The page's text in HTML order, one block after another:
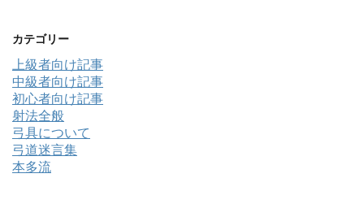
カテゴリー
上級者向け記事
中級者向け記事
初心者向け記事
射法全般
弓具について
弓道迷言集
本多流